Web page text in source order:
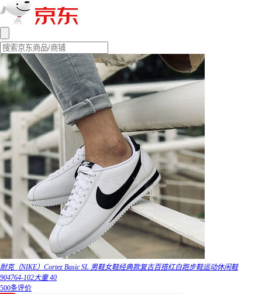
耐克（NIKE）Cortez Basic SL 男鞋女鞋经典款复古百搭红白跑步鞋运动休闲鞋
904764-102大童 40
500条评价